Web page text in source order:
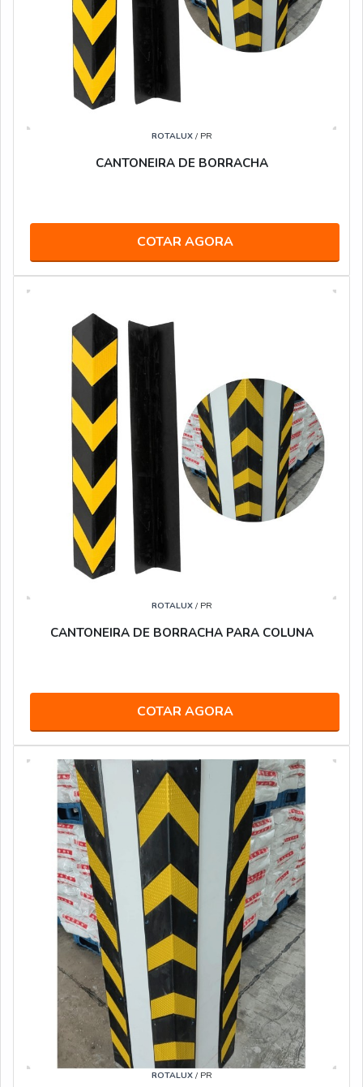
ROTALUX/ PR
CANTONEIRA DE BORRACHA
COTAR AGORA
ROTALUX/ PR
CANTONEIRA DE BORRACHA PARA COLUNA
COTAR AGORA
ROTALUX/ PR